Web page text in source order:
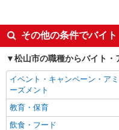
未経験歓迎
土日祝休み
車通勤OK
その他の条件でバイ
松山市の職種からバイト
イベント・キャンペーン・ア
ーズメント
教育・保育
飲食・フード